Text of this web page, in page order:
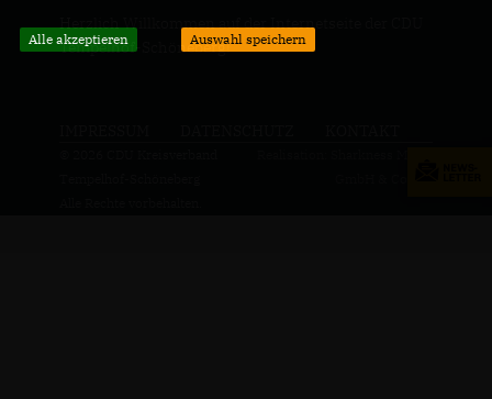
Herzlich Willkommen auf der Internetseite der CDU
Tempelhof-Schöneberg!
Alle akzeptieren Auswahl speichern